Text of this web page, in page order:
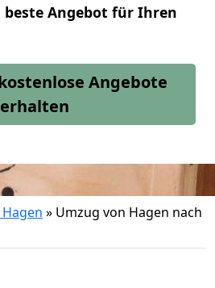
beste Angebot für Ihren
Angebote
erhalten
» Umzug von Hagen nach